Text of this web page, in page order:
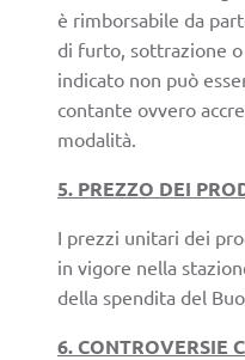
è rimborsabile da
di furto, sottrazione
indicato non può
contante ovvero
modalità.
5. PREZZO DEI
I prezzi unitari dei
in vigore nella
della spendita del
6. CONTROVERSIE